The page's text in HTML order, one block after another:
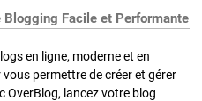
Facile et Performante
en ligne, moderne et en
permettre de créer et gérer
OverBlog, lancez votre blog